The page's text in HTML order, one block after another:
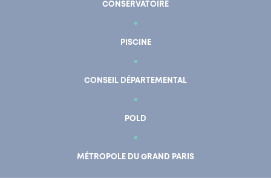
CONSERVATOIRE
PISCINE
CONSEIL DÉPARTEMENTAL
POLD
MÉTROPOLE DU GRAND PARIS
En un clic Mon compte